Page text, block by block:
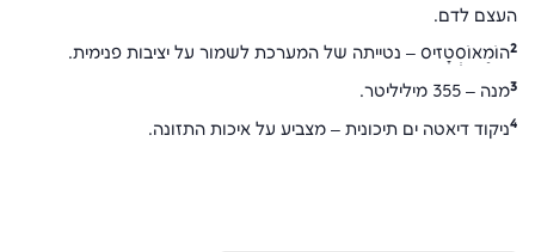
העצם לדם.
2הוֹמֵאוֹסְטָזיס ‒ נטייתה של המערכת לשמור על יציבות פנימית.
3מנה ‒ 355 מיליליטר.
4ניקוד דיאטה ים תיכונית ‒ מצביע על איכות התזונה.